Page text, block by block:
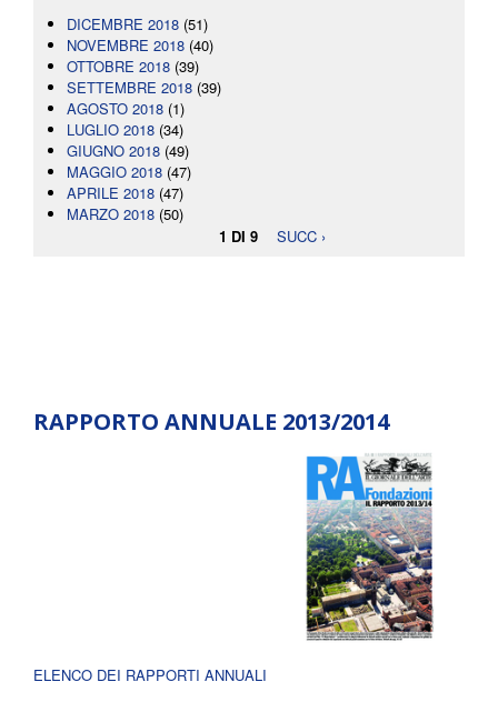
DICEMBRE 2018 (51)
NOVEMBRE 2018 (40)
OTTOBRE 2018 (39)
SETTEMBRE 2018 (39)
AGOSTO 2018 (1)
LUGLIO 2018 (34)
GIUGNO 2018 (49)
MAGGIO 2018 (47)
APRILE 2018 (47)
MARZO 2018 (50)
1 DI 9
SUCC ›
RAPPORTO ANNUALE 2013/2014
ELENCO DEI RAPPORTI ANNUALI